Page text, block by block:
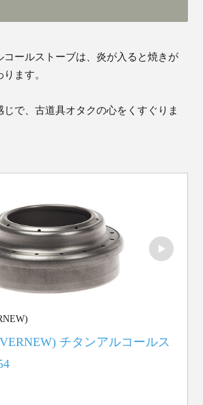
コールストーブは、炎が入ると焼きが
ます。
じで、古道具オタクの心をくすぐりま
チタンアルコールス